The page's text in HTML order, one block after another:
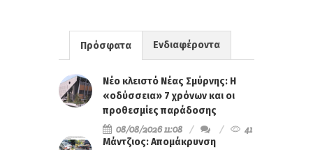
Πρόσφατα Ενδιαφέροντα
Νέο κλειστό Νέας Σμύρνης: Η
«οδύσσεια» 7 χρόνων και οι
προθεσμίες παράδοσης
08/08/2026 11:08
41
Μάντζιος: Απομάκρυνση